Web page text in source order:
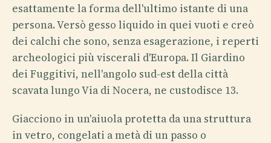
esattamente la forma dell'ultimo istante di una
persona. Versò gesso liquido in quei vuoti e creò
dei calchi che sono, senza esagerazione, i reperti
archeologici più viscerali d'Europa. Il Giardino
dei Fuggitivi, nell'angolo sud-est della città
scavata lungo Via di Nocera, ne custodisce 13.
Giacciono in un'aiuola protetta da una struttura
in vetro, congelati a metà di un passo o